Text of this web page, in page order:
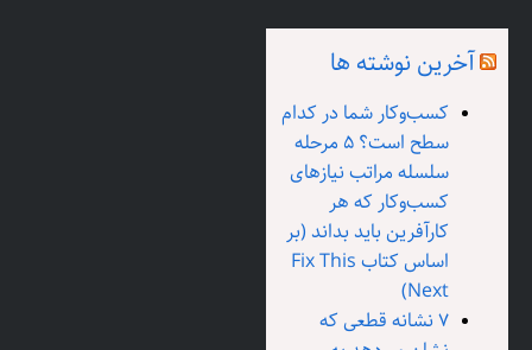
آخرین نوشته ها
کسب‌وکار شما در کدام
سطح است؟ ۵ مرحله
سلسله مراتب نیازهای
کسب‌وکار که هر
کارآفرین باید بداند (بر
اساس کتاب Fix This
Next)
۷ نشانه قطعی که